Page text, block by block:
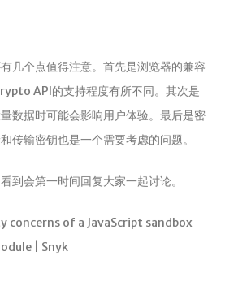
几个点值得注意。首先是浏览器的兼容
API的支持程度有所不同。其次是
数据时可能会影响用户体验。最后是密
传输密钥也是一个需要考虑的问题。
到会第一时间回复大家一起讨论。
concerns of a JavaScript sandbox
| Snyk